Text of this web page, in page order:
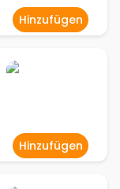
Hinzufügen
Hinzufügen